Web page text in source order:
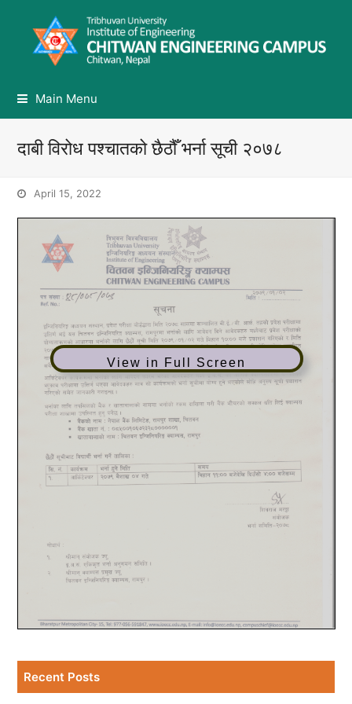
Main Menu
दाबी विरोध पश्चातको छैठौँ भर्ना सूची २०७८
April 15, 2022
View in Full Screen
Recent Posts